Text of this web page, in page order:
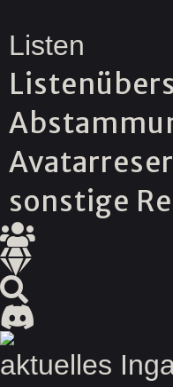
Listen
sonstige
aktuelles